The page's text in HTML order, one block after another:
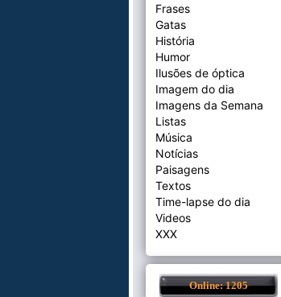
Frases
Gatas
História
Humor
Ilusões de óptica
Imagem do dia
Imagens da Semana
Listas
Música
Notícias
Paisagens
Textos
Time-lapse do dia
Videos
XXX
Online: 1205